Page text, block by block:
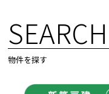
SEARCH
物件を探す